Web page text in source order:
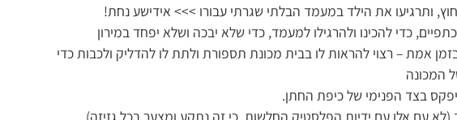
ותרגיעו את הילד במעמד הבלתי שגרתי עבורו >>> אידישע נחת!
כדי להכינו ולהרגילו למעמד, כדי שלא יבכה ושלא יפחד במירון
אמת – רצוי להראות לו בבית מכונת תספורת ולתת לו להדליק ולכבות כדי
המכונה
בצד הפנימי של כיפת החתן.
(לא עם אלו עם ידיות הפלסטיק החלשות, כי זה נתקע ומצער בכל גזיזה)